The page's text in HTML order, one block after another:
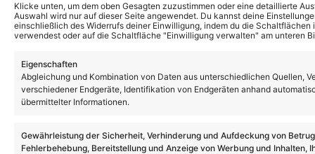
Klicke unten, um dem oben Gesagten zuzustimmen oder eine detaillierte
Auswahl wird nur auf dieser Seite angewendet. Du kannst deine
einschließlich des Widerrufs deiner Einwilligung, indem du die
verwendest oder auf die Schaltfläche "Einwilligung verwalten" am unteren
Eigenschaften
Abgleichung und Kombination von Daten aus unterschiedlichen Quellen,
verschiedener Endgeräte, Identifikation von Endgeräten anhand
übermittelter Informationen.
Gewährleistung der Sicherheit, Verhinderung und Aufdeckung von
Fehlerbehebung, Bereitstellung und Anzeige von Werbung und Inhalten,
Das könnte Euch auch interessieren: